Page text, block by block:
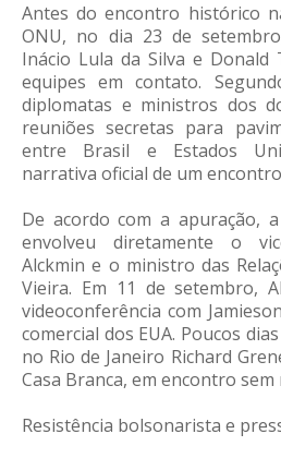
Antes do encontro histórico
ONU, no dia 23 de
Inácio Lula da Silva e
equipes em contato.
diplomatas e ministros dos
reuniões secretas para
entre Brasil e Estados
narrativa oficial de um
De acordo com a apuração,
envolveu diretamente o
Alckmin e o ministro das
Vieira. Em 11 de setembro,
videoconferência com
comercial dos EUA. Poucos
no Rio de Janeiro Richard
Casa Branca, em encontro
Resistência bolsonarista e